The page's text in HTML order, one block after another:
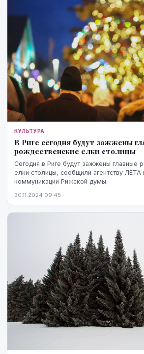
КУЛЬТУРА
В Риге сегодня будут зажжены
рождественские елки столицы
Сегодня в Риге будут зажжены главные
елки столицы, сообщили агентству
коммуникации Рижской думы.
30.11.2024 09:45